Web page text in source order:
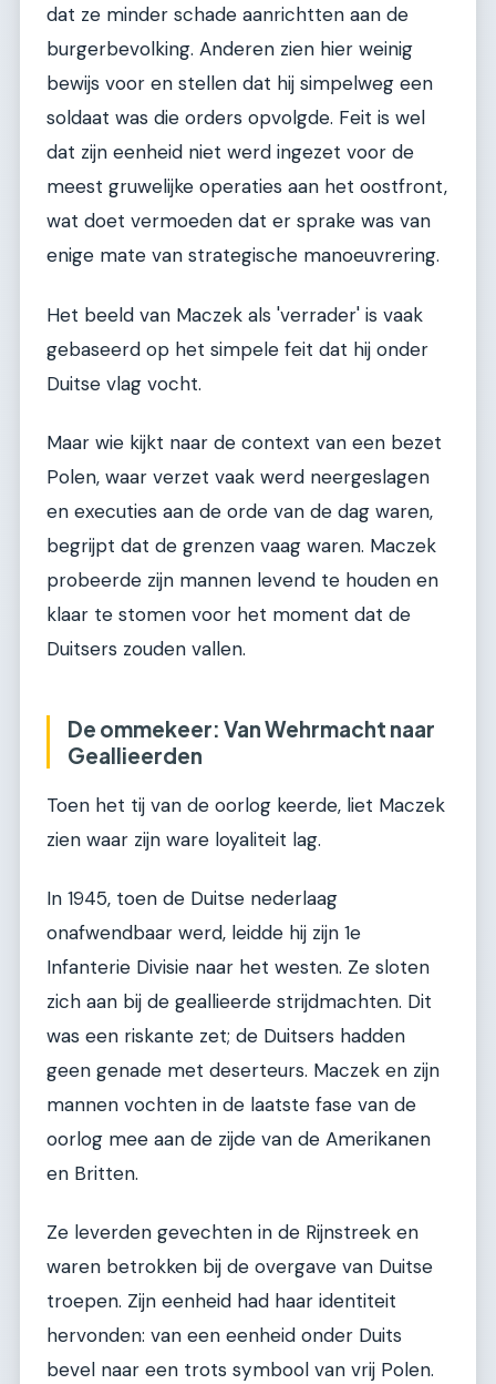
dat ze minder schade aanrichtten aan de
burgerbevolking. Anderen zien hier weinig
bewijs voor en stellen dat hij simpelweg een
soldaat was die orders opvolgde. Feit is wel
dat zijn eenheid niet werd ingezet voor de
meest gruwelijke operaties aan het oostfront,
wat doet vermoeden dat er sprake was van
enige mate van strategische manoeuvrering.
Het beeld van Maczek als 'verrader' is vaak
gebaseerd op het simpele feit dat hij onder
Duitse vlag vocht.
Maar wie kijkt naar de context van een bezet
Polen, waar verzet vaak werd neergeslagen
en executies aan de orde van de dag waren,
begrijpt dat de grenzen vaag waren. Maczek
probeerde zijn mannen levend te houden en
klaar te stomen voor het moment dat de
Duitsers zouden vallen.
De ommekeer: Van Wehrmacht naar
Geallieerden
Toen het tij van de oorlog keerde, liet Maczek
zien waar zijn ware loyaliteit lag.
In 1945, toen de Duitse nederlaag
onafwendbaar werd, leidde hij zijn 1e
Infanterie Divisie naar het westen. Ze sloten
zich aan bij de geallieerde strijdmachten. Dit
was een riskante zet; de Duitsers hadden
geen genade met deserteurs. Maczek en zijn
mannen vochten in de laatste fase van de
oorlog mee aan de zijde van de Amerikanen
en Britten.
Ze leverden gevechten in de Rijnstreek en
waren betrokken bij de overgave van Duitse
troepen. Zijn eenheid had haar identiteit
hervonden: van een eenheid onder Duits
bevel naar een trots symbool van vrij Polen.